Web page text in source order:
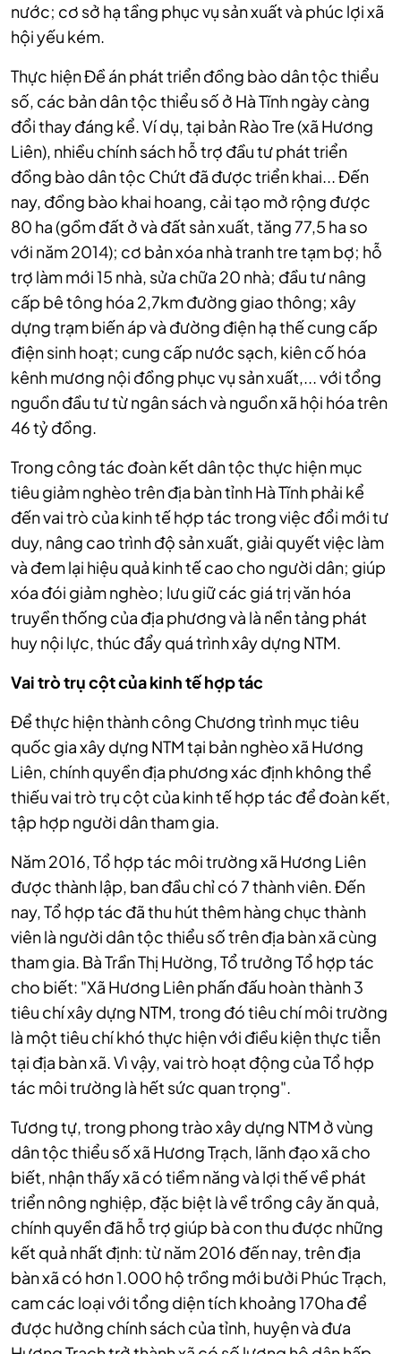
nước; cơ sở hạ tầng phục vụ sản xuất và phúc lợi xã
hội yếu kém.
Thực hiện Đề án phát triển đồng bào dân tộc thiểu
số, các bản dân tộc thiểu số ở Hà Tĩnh ngày càng
đổi thay đáng kể. Ví dụ, tại bản Rào Tre (xã Hương
Liên), nhiều chính sách hỗ trợ đầu tư phát triển
đồng bào dân tộc Chứt đã được triển khai... Đến
nay, đồng bào khai hoang, cải tạo mở rộng được
80 ha (gồm đất ở và đất sản xuất, tăng 77,5 ha so
với năm 2014); cơ bản xóa nhà tranh tre tạm bợ; hỗ
trợ làm mới 15 nhà, sửa chữa 20 nhà; đầu tư nâng
cấp bê tông hóa 2,7km đường giao thông; xây
dựng trạm biến áp và đường điện hạ thế cung cấp
điện sinh hoạt; cung cấp nước sạch, kiên cố hóa
kênh mương nội đồng phục vụ sản xuất,... với tổng
nguồn đầu tư từ ngân sách và nguồn xã hội hóa trên
46 tỷ đồng.
Trong công tác đoàn kết dân tộc thực hiện mục
tiêu giảm nghèo trên địa bàn tỉnh Hà Tĩnh phải kể
đến vai trò của kinh tế hợp tác trong việc đổi mới tư
duy, nâng cao trình độ sản xuất, giải quyết việc làm
và đem lại hiệu quả kinh tế cao cho người dân; giúp
xóa đói giảm nghèo; lưu giữ các giá trị văn hóa
truyền thống của địa phương và là nền tảng phát
huy nội lực, thúc đẩy quá trình xây dựng NTM.
Vai trò trụ cột của kinh tế hợp tác
Để thực hiện thành công Chương trình mục tiêu
quốc gia xây dựng NTM tại bản nghèo xã Hương
Liên, chính quyền địa phương xác định không thể
thiếu vai trò trụ cột của kinh tế hợp tác để đoàn kết,
tập hợp người dân tham gia.
Năm 2016, Tổ hợp tác môi trường xã Hương Liên
được thành lập, ban đầu chỉ có 7 thành viên. Đến
nay, Tổ hợp tác đã thu hút thêm hàng chục thành
viên là người dân tộc thiểu số trên địa bàn xã cùng
tham gia. Bà Trần Thị Hường, Tổ trưởng Tổ hợp tác
cho biết: "Xã Hương Liên phấn đấu hoàn thành 3
tiêu chí xây dựng NTM, trong đó tiêu chí môi trường
là một tiêu chí khó thực hiện với điều kiện thực tiễn
tại địa bàn xã. Vì vậy, vai trò hoạt động của Tổ hợp
tác môi trường là hết sức quan trọng".
Tương tự, trong phong trào xây dựng NTM ở vùng
dân tộc thiểu số xã Hương Trạch, lãnh đạo xã cho
biết, nhận thấy xã có tiềm năng và lợi thế về phát
triển nông nghiệp, đặc biệt là về trồng cây ăn quả,
chính quyền đã hỗ trợ giúp bà con thu được những
kết quả nhất định: từ năm 2016 đến nay, trên địa
bàn xã có hơn 1.000 hộ trồng mới bưởi Phúc Trạch,
cam các loại với tổng diện tích khoảng 170ha để
được hưởng chính sách của tỉnh, huyện và đưa